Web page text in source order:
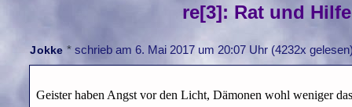
re[3]: Rat und
Jokke * schrieb am 6. Mai 2017 um 20:07 Uhr(4232x
Geister haben Angst vor den Licht, Dämonen wohl weniger